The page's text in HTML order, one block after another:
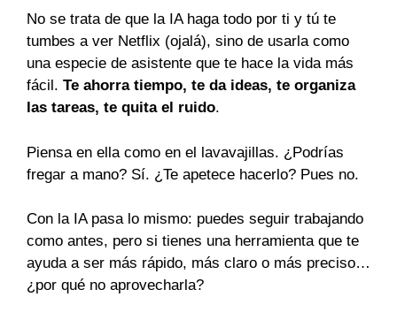
No se trata de que la IA haga todo por ti y tú te
tumbes a ver Netflix (ojalá), sino de usarla como
una especie de asistente que te hace la vida más
fácil. Te ahorra tiempo, te da ideas, te organiza
las tareas, te quita el ruido.
Piensa en ella como en el lavavajillas. ¿Podrías
fregar a mano? Sí. ¿Te apetece hacerlo? Pues no.
Con la IA pasa lo mismo: puedes seguir trabajando
como antes, pero si tienes una herramienta que te
ayuda a ser más rápido, más claro o más preciso…
¿por qué no aprovecharla?